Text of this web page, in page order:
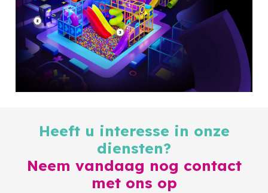
Heeft u interesse in onze
diensten?
Neem vandaag nog contact
met ons op